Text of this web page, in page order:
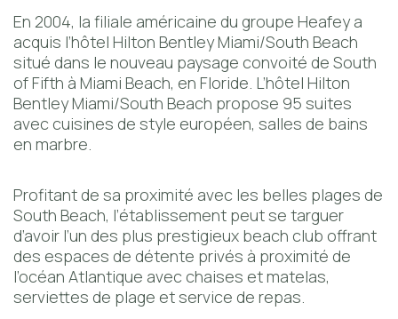
En 2004, la filiale américaine du groupe Heafey a
acquis l’hôtel Hilton Bentley Miami/South Beach
situé dans le nouveau paysage convoité de South
of Fifth à Miami Beach, en Floride. L’hôtel Hilton
Bentley Miami/South Beach propose 95 suites
avec cuisines de style européen, salles de bains
en marbre.
Profitant de sa proximité avec les belles plages de
South Beach, l’établissement peut se targuer
d’avoir l’un des plus prestigieux beach club offrant
des espaces de détente privés à proximité de
l’océan Atlantique avec chaises et matelas,
serviettes de plage et service de repas.